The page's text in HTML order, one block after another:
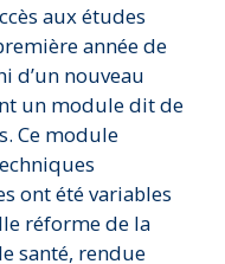
aux études
année de
d’un nouveau
un module dit de
Ce module
ont été variables
réforme de la
santé, rendue